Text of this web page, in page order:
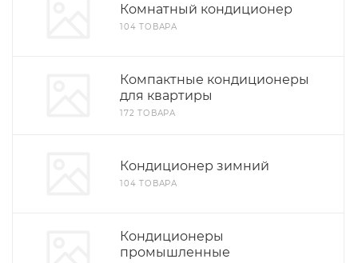
Комнатный кондиционер
104 ТОВАРА
Компактные кондиционеры
для квартиры
172 ТОВАРА
Кондиционер зимний
104 ТОВАРА
Кондиционеры
промышленные